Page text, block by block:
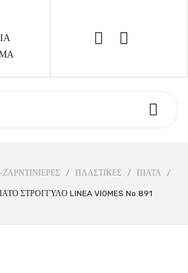
Support: 210 6857844
ΜΕ ΕΜΆΣ
ΖΑΡΝΤΙΝΙΕΡΕΣ / ΠΛΑΣΤΙΚΕΣ / ΠΙΑΤΑ /
ΣΤΡΟΓΓΥΛΟ LINEA VIOMES No 891